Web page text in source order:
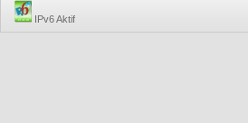
IPv6 Aktif